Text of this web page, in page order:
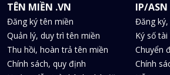
TÊN MIỀN .VN
Đăng ký tên miền
Quản lý, duy trì tên miền
Thu hồi, hoàn trả tên miền
Chính sách, quy định
IP/ASN
Đăng ký,
Ký số tài
Chuyển
Chính